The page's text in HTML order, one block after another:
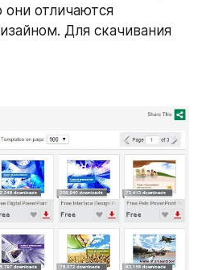
они отличаются
Для скачивания